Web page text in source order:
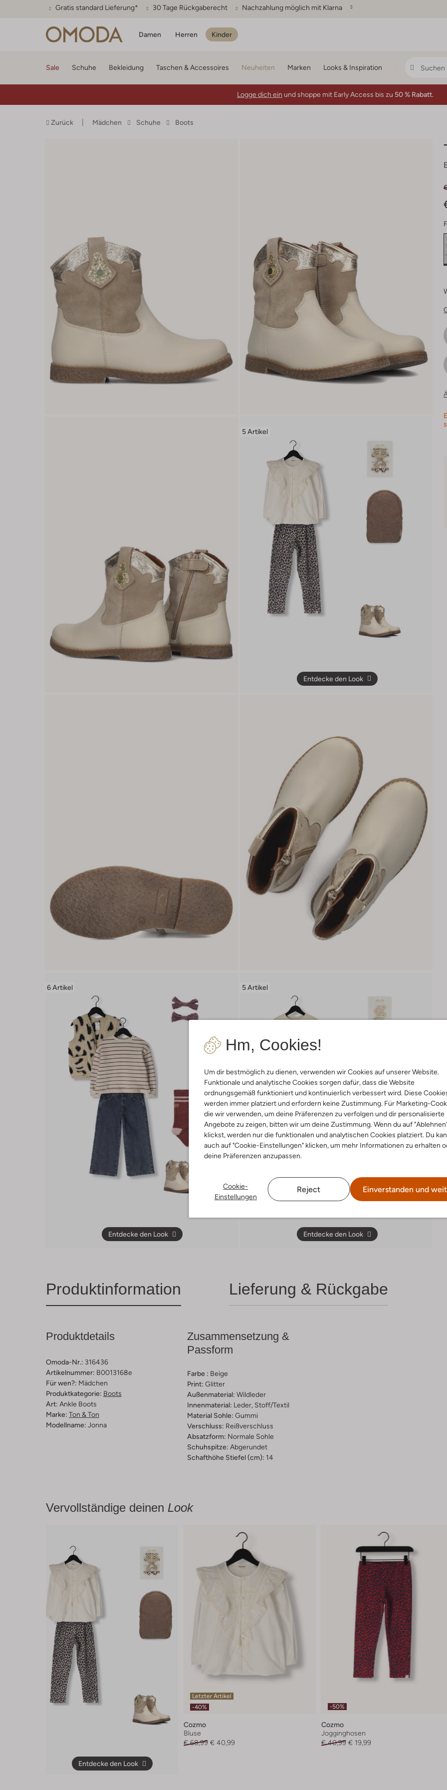
Gratis standard Lieferung* 30 Tage Rückgaberecht Nachzahlung möglich mit Klarna
Damen Herren Kinder
Hm, Cookies!
Um dir bestmöglich zu dienen, verwenden wir Cookies auf unserer Website.
Funktionale und analytische Cookies sorgen dafür, dass die Website
ordnungsgemäß funktioniert und kontinuierlich verbessert wird. Diese
werden immer platziert und erfordern keine Zustimmung. Für Marketing-
die wir verwenden, um deine Präferenzen zu verfolgen und dir personalisierte
Angebote zu zeigen, bitten wir um deine Zustimmung. Wenn du auf
klickst, werden nur die funktionalen und analytischen Cookies platziert. Du
auch auf "Cookie-Einstellungen" klicken, um mehr Informationen zu erhalten
deine Präferenzen anzupassen.
Cookie-
Einstellungen
Reject Einverstanden und
Sale Schuhe Bekleidung Taschen & Accessoires Neuheiten Marken Looks & Inspiration
Logge dich ein und shoppe mit Early Access bis zu 50 % Rabatt.
Zurück Mädchen Schuhe Boots
5 Artikel
Entdecke den Look
6 Artikel
Entdecke den Look
5 Artikel
Entdecke den Look
Produktinformation Lieferung & Rückgabe
Produktdetails
Omoda-Nr.: 316436
Artikelnummer: B0013168e
Für wen?: Mädchen
Produktkategorie: Boots
Art: Ankle Boots
Marke: Ton & Ton
Modellname: Jonna
Zusammensetzung &
Passform
Farbe : Beige
Print: Glitter
Außenmaterial: Wildleder
Innenmaterial: Leder, Stoff/textil
Material Sohle: Gummi
Verschluss: Reißverschluss
Absatzform: Normale Sohle
Schuhspitze: Abgerundet
Schafthöhe Stiefel (cm): 14
Vervollständige deinen Look
Entdecke den Look
Letzter Artikel
-40%
Cozmo
Bluse
€ 68,99 € 40,99
-50%
Cozmo
Jogginghosen
€ 40,99 € 19,99